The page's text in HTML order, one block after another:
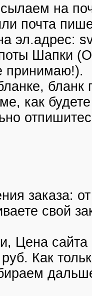
на
почта
эл.адрес:
Шапки
принимаю!).
бланк
как
заказа:
свой
Цена сайта
Как